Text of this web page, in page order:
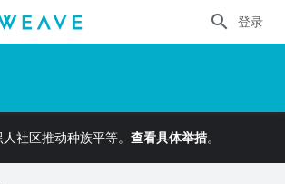
登录
社区推动种族平等。 查看具体举措。